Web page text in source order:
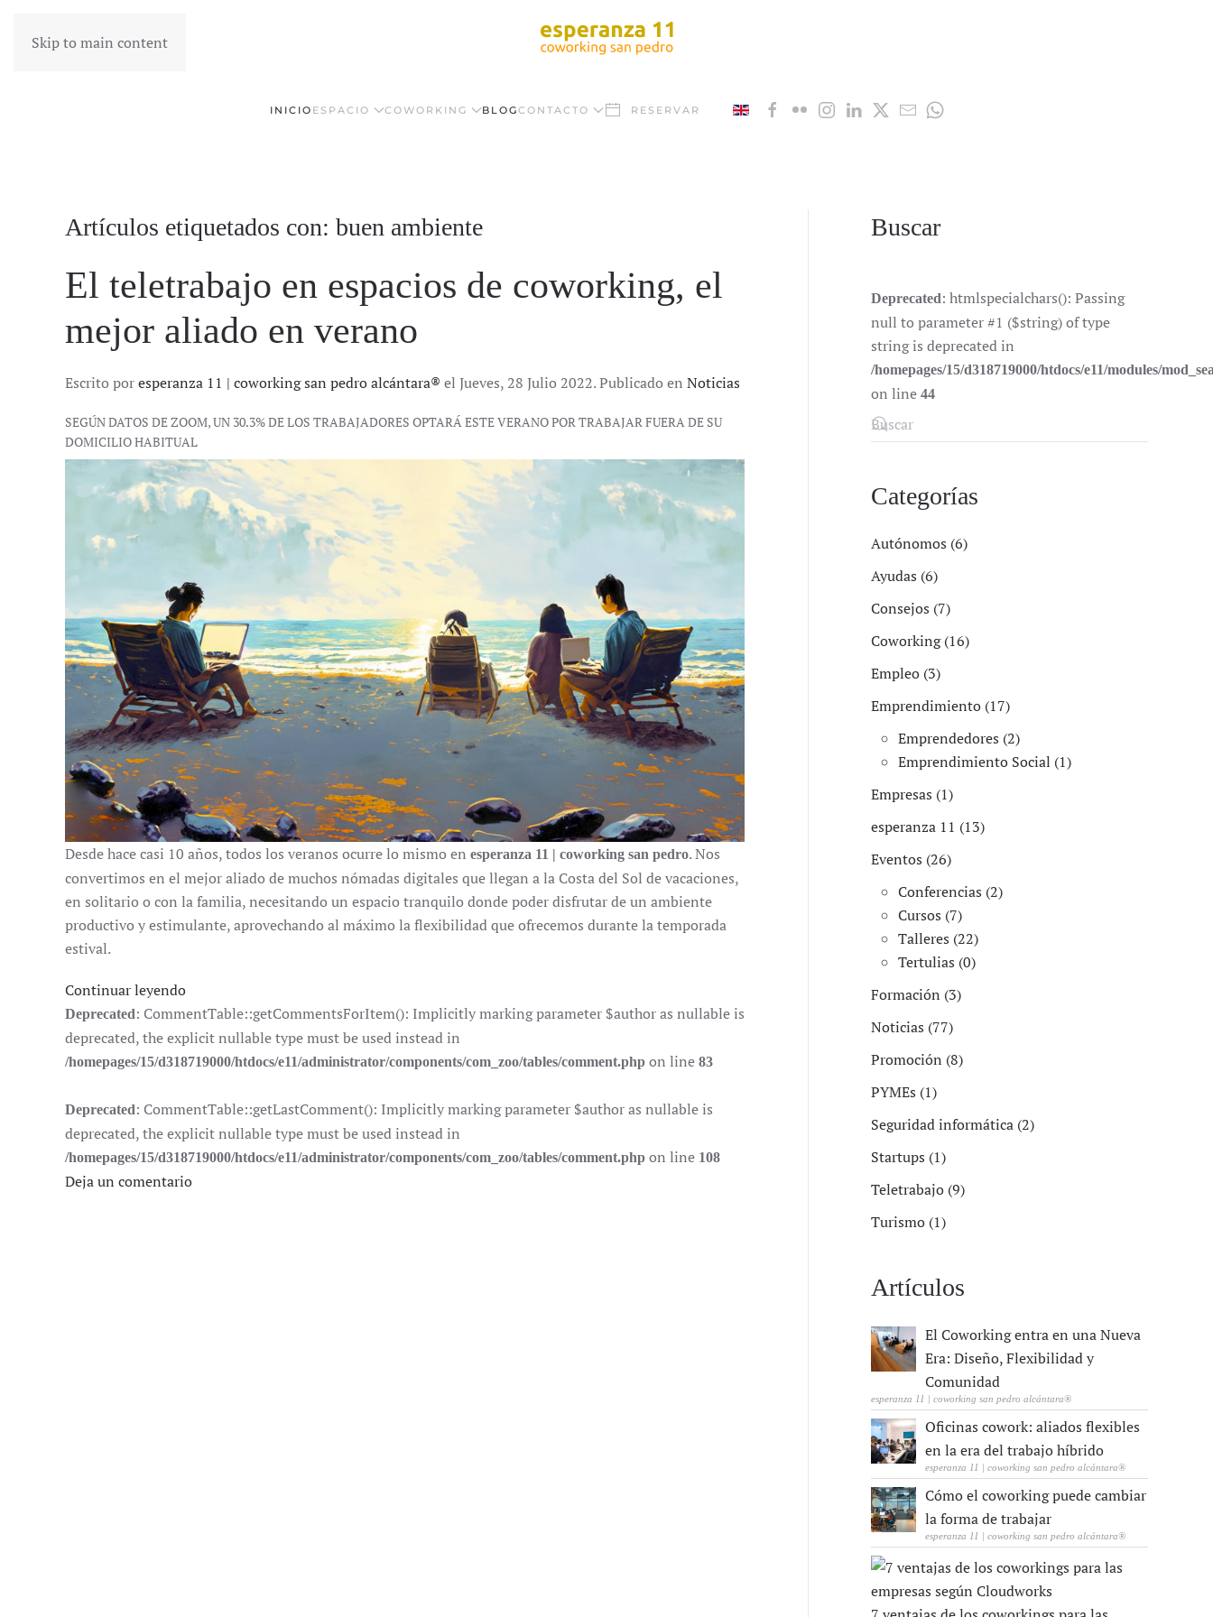
Skip to main content
INICIO ESPACIO COWORKING BLOGCONTACTO RESERVAR
Artículos etiquetados con: buen ambiente
El teletrabajo en espacios de coworking, el
mejor aliado en verano
Escrito poresperanza 11 | coworking san pedro alcántara® el Jueves, 28 Julio 2022. Publicado en Noticias
SEGÚN DATOS DE ZOOM, UN 30.3% DE LOS TRABAJADORES OPTARÁ ESTE VERANO POR TRABAJAR FUERA DE SU
DOMICILIO HABITUAL
Desde hace casi 10 años, todos los veranos ocurre lo mismo en esperanza 11 | coworking san pedro. Nos
convertimos en el mejor aliado de muchos nómadas digitales que llegan a la Costa del Sol de vacaciones,
en solitario o con la familia, necesitando un espacio tranquilo donde poder disfrutar de un ambiente
productivo y estimulante, aprovechando al máximo la flexibilidad que ofrecemos durante la temporada
estival.
Continuar leyendo
Deprecated: CommentTable::getCommentsForItem(): Implicitly marking parameter $author as nullable is
deprecated, the explicit nullable type must be used instead in
/homepages/15/d318719000/htdocs/e11/administrator/components/com_zoo/tables/comment.php on line 83
Deprecated: CommentTable::getLastComment(): Implicitly marking parameter $author as nullable is
deprecated, the explicit nullable type must be used instead in
/homepages/15/d318719000/htdocs/e11/administrator/components/com_zoo/tables/comment.php on line 108
Deja un comentario
Buscar
Deprecated: htmlspecialchars(): Passing
null to parameter #1 ($string) of type
string is deprecated in
/homepages/15/d318719000/htdocs/e11/modules/
on line44
Categorías
Autónomos (6)
Ayudas (6)
Consejos (7)
Coworking (16)
Empleo (3)
Emprendimiento (17)
Emprendedores (2)
Emprendimiento Social (1)
Empresas (1)
esperanza 11 (13)
Eventos (26)
Conferencias (2)
Cursos (7)
Talleres (22)
Tertulias (0)
Formación (3)
Noticias (77)
Promoción (8)
PYMEs (1)
Seguridad informática (2)
Startups (1)
Teletrabajo (9)
Turismo (1)
Artículos
El Coworking entra en una Nueva
Era: Diseño, Flexibilidad y
Comunidad
esperanza 11 | coworking san pedro alcántara®
Oficinas cowork: aliados flexibles
en la era del trabajo híbrido
esperanza 11 | coworking san pedro alcántara®
Cómo el coworking puede cambiar
la forma de trabajar
esperanza 11 | coworking san pedro alcántara®